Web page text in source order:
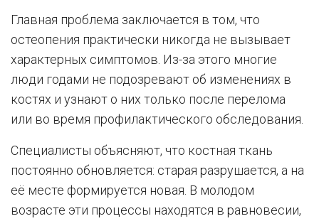
Главная проблема заключается в том, что
остеопения практически никогда не вызывает
характерных симптомов. Из-за этого многие
люди годами не подозревают об изменениях в
костях и узнают о них только после перелома
или во время профилактического обследования.
Специалисты объясняют, что костная ткань
постоянно обновляется: старая разрушается, а на
её месте формируется новая. В молодом
возрасте эти процессы находятся в равновесии,